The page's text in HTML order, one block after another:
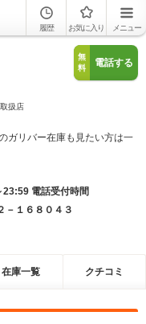
履歴 お気に入り メニュー
無
料
電話する
扱店
ガリバー在庫も見たい方は一
電話受付時間
－１６８０４３
在庫一覧 クチコミ